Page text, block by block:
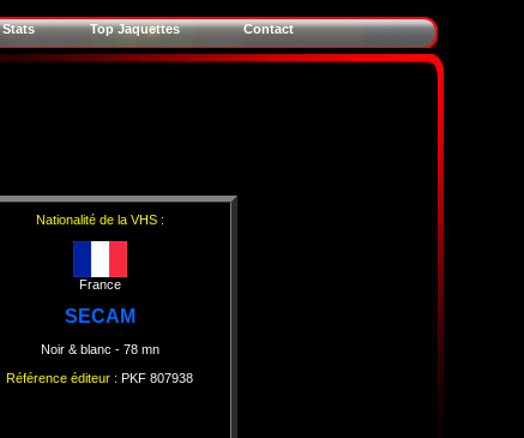
Stats Top Jaquettes Contact
Nationalité de la VHS :
France
SECAM
Noir & blanc - 78 mn
Référence éditeur : PKF 807938